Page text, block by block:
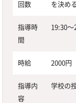
回数
を決め
指導時
間
19:30〜
時給 2000円
指導内
容
学校の